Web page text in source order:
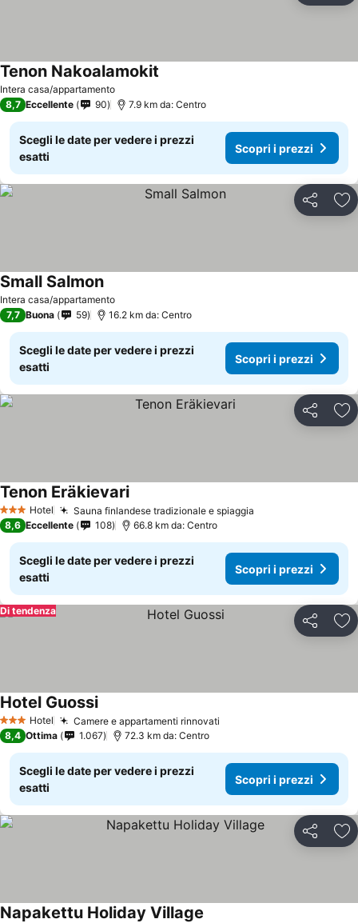
Intera casa/appartamento
Tenon Nakoalamokit
8,7 Eccellente 90 7.9 km da: Centro
Scegli le date per vedere i prezzi
esatti
Scopri i prezzi
Condividi
Intera casa/appartamento
Small Salmon
7,7 Buona 59 16.2 km da: Centro
Scegli le date per vedere i prezzi
esatti
Scopri i prezzi
Condividi
3 StelleHotel Sauna finlandese tradizionale e spiaggia
Tenon Eräkievari
8,6 Eccellente 108 66.8 km da: Centro
Scegli le date per vedere i prezzi
esatti
Scopri i prezzi
Condividi
Di tendenza
3 StelleHotel Camere e appartamenti rinnovati
Hotel Guossi
8,4 Ottima 1.067 72.3 km da: Centro
Scegli le date per vedere i prezzi
esatti
Scopri i prezzi
Condividi
Napakettu Holiday Village